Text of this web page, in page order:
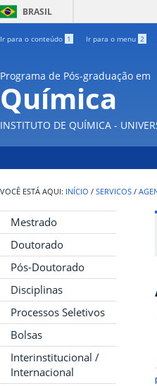
BRASIL
Ir para o conteúdo 1 Ir para o menu 2
Programa de Pós-graduação em
Química
INSTITUTO DE QUÍMICA -
INÍCIO / SERVICOS /
Mestrado
Doutorado
Pós-Doutorado
Disciplinas
Processos Seletivos
Bolsas
Interinstitucional /
Internacional